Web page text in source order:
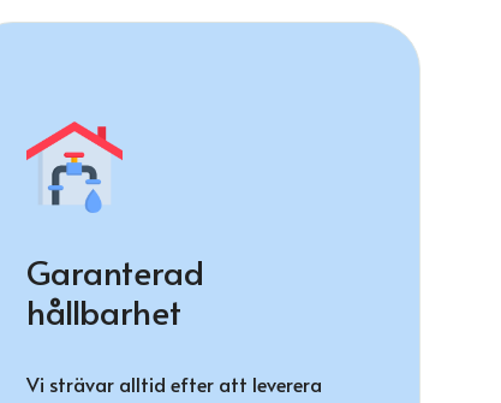
Garanterad
hållbarhet
Vi strävar alltid efter att leverera